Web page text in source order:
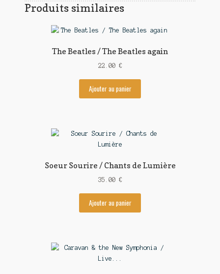
Produits similaires
The Beatles / The Beatles again
22.00 €
Ajouter au panier
Soeur Sourire / Chants de Lumière
35.00 €
Ajouter au panier